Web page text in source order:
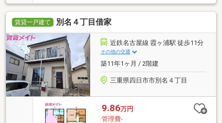
賃貸一戸建て 別名４丁目借家
近鉄名古屋線 霞ヶ浦駅 徒歩11分
その他の交通
築11年1ヶ月 / 2階建
三重県四日市市別名４丁目
9.86万円
管理費-